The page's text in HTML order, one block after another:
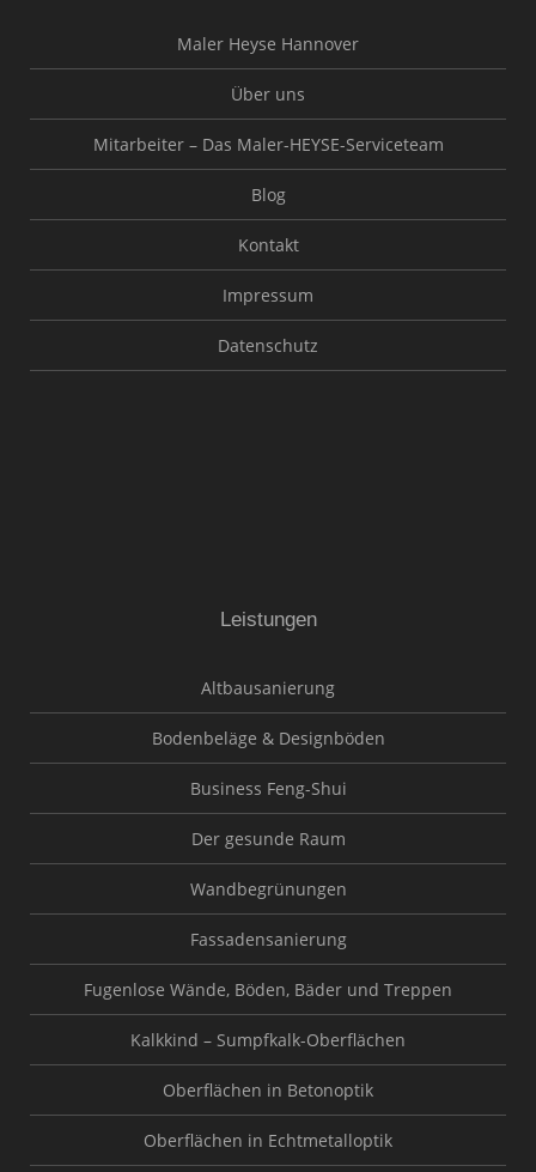
Maler Heyse Hannover
Über uns
Mitarbeiter – Das Maler-HEYSE-Serviceteam
Blog
Kontakt
Impressum
Datenschutz
Leistungen
Altbausanierung
Bodenbeläge & Designböden
Business Feng-Shui
Der gesunde Raum
Wandbegrünungen
Fassadensanierung
Fugenlose Wände, Böden, Bäder und Treppen
Kalkkind – Sumpfkalk-Oberflächen
Oberflächen in Betonoptik
Oberflächen in Echtmetalloptik